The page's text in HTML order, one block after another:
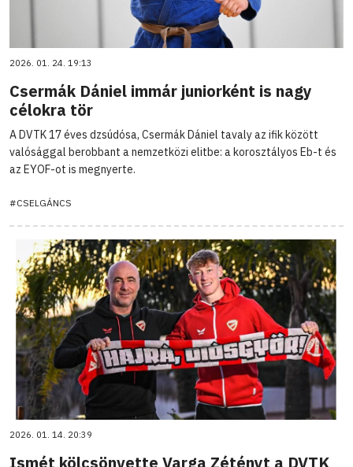
2026. 01. 24. 19:13
Csermák Dániel immár juniorként is nagy
célokra tör
A DVTK 17 éves dzsúdósa, Csermák Dániel tavaly az ifik között
valósággal berobbant a nemzetközi elitbe: a korosztályos Eb-t és
az EYOF-ot is megnyerte.
#CSELGÁNCS
2026. 01. 14. 20:39
Ismét kölcsönvette Varga Zétényt a DVTK